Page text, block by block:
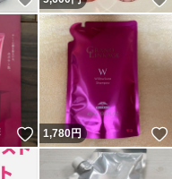
いいね！
1,780円